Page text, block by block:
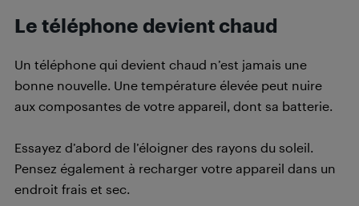
Le téléphone devient chaud
Un téléphone qui devient chaud n’est jamais une
bonne nouvelle. Une température élevée peut nuire
aux composantes de votre appareil, dont sa batterie.
Essayez d’abord de l’éloigner des rayons du soleil.
Pensez également à recharger votre appareil dans un
endroit frais et sec.